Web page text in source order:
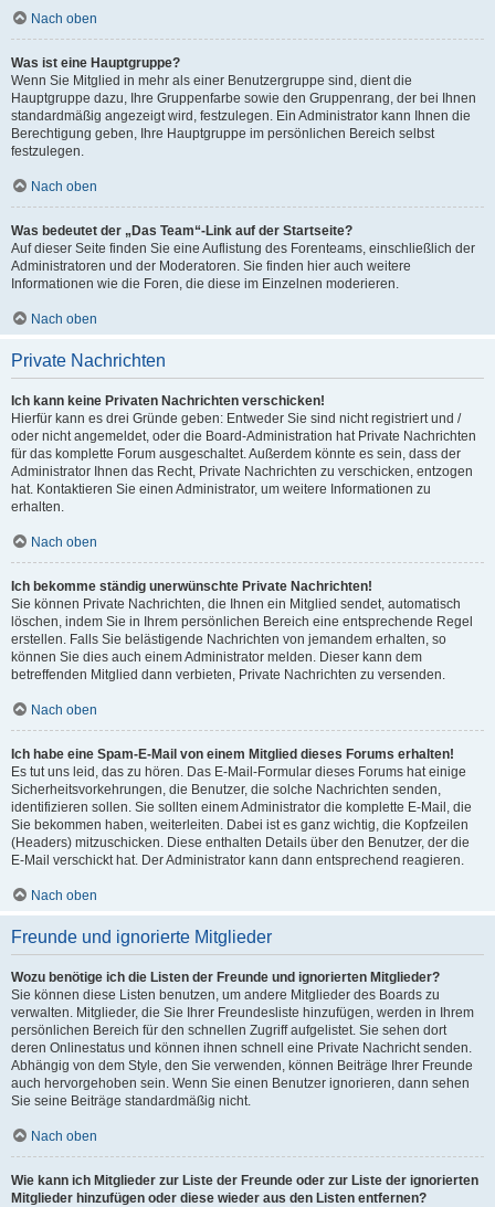
Nach oben
Was ist eine Hauptgruppe?
Wenn Sie Mitglied in mehr als einer Benutzergruppe sind, dient die
Hauptgruppe dazu, Ihre Gruppenfarbe sowie den Gruppenrang, der bei Ihnen
standardmäßig angezeigt wird, festzulegen. Ein Administrator kann Ihnen die
Berechtigung geben, Ihre Hauptgruppe im persönlichen Bereich selbst
festzulegen.
Nach oben
Was bedeutet der „Das Team“-Link auf der Startseite?
Auf dieser Seite finden Sie eine Auflistung des Forenteams, einschließlich der
Administratoren und der Moderatoren. Sie finden hier auch weitere
Informationen wie die Foren, die diese im Einzelnen moderieren.
Nach oben
Private Nachrichten
Ich kann keine Privaten Nachrichten verschicken!
Hierfür kann es drei Gründe geben: Entweder Sie sind nicht registriert und /
oder nicht angemeldet, oder die Board-Administration hat Private Nachrichten
für das komplette Forum ausgeschaltet. Außerdem könnte es sein, dass der
Administrator Ihnen das Recht, Private Nachrichten zu verschicken, entzogen
hat. Kontaktieren Sie einen Administrator, um weitere Informationen zu
erhalten.
Nach oben
Ich bekomme ständig unerwünschte Private Nachrichten!
Sie können Private Nachrichten, die Ihnen ein Mitglied sendet, automatisch
löschen, indem Sie in Ihrem persönlichen Bereich eine entsprechende Regel
erstellen. Falls Sie belästigende Nachrichten von jemandem erhalten, so
können Sie dies auch einem Administrator melden. Dieser kann dem
betreffenden Mitglied dann verbieten, Private Nachrichten zu versenden.
Nach oben
Ich habe eine Spam-E-Mail von einem Mitglied dieses Forums erhalten!
Es tut uns leid, das zu hören. Das E-Mail-Formular dieses Forums hat einige
Sicherheitsvorkehrungen, die Benutzer, die solche Nachrichten senden,
identifizieren sollen. Sie sollten einem Administrator die komplette E-Mail, die
Sie bekommen haben, weiterleiten. Dabei ist es ganz wichtig, die Kopfzeilen
(Headers) mitzuschicken. Diese enthalten Details über den Benutzer, der die
E-Mail verschickt hat. Der Administrator kann dann entsprechend reagieren.
Nach oben
Freunde und ignorierte Mitglieder
Wozu benötige ich die Listen der Freunde und ignorierten Mitglieder?
Sie können diese Listen benutzen, um andere Mitglieder des Boards zu
verwalten. Mitglieder, die Sie Ihrer Freundesliste hinzufügen, werden in Ihrem
persönlichen Bereich für den schnellen Zugriff aufgelistet. Sie sehen dort
deren Onlinestatus und können ihnen schnell eine Private Nachricht senden.
Abhängig von dem Style, den Sie verwenden, können Beiträge Ihrer Freunde
auch hervorgehoben sein. Wenn Sie einen Benutzer ignorieren, dann sehen
Sie seine Beiträge standardmäßig nicht.
Nach oben
Wie kann ich Mitglieder zur Liste der Freunde oder zur Liste der ignorierten
Mitglieder hinzufügen oder diese wieder aus den Listen entfernen?